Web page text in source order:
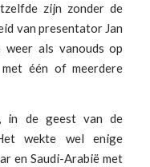
zijn zonder de
van presentator Jan
weer als vanouds op
één of meerdere
in de geest van de
wekte wel enige
en Saudi-Arabië met